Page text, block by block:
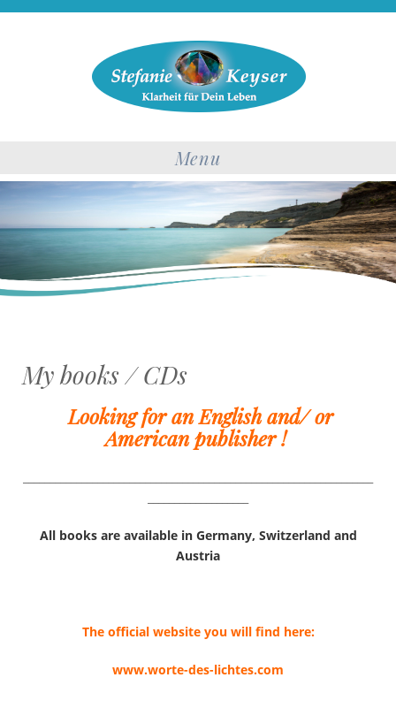
Menu
My books / CDs
Looking for an English and/ or
American publisher !
All books are available in Germany, Switzerland and
Austria
The official website you will find here:
www.worte-des-lichtes.com